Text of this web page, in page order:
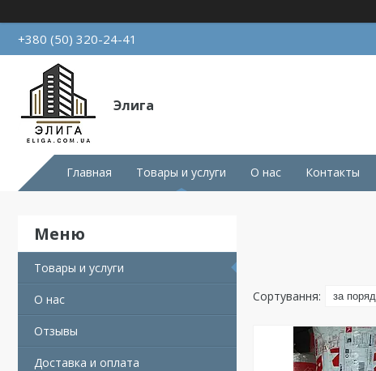
+380 (50) 320-24-41
Элига
Главная Товары и услуги О нас Контакты
Товары и услуги
О нас
Отзывы
Доставка и оплата